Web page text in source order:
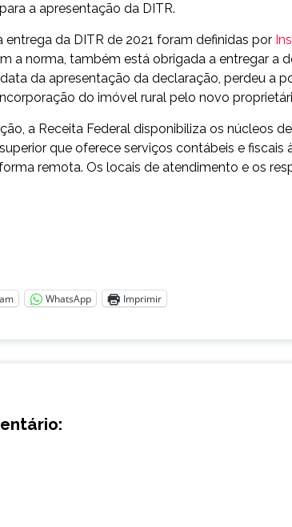
a apresentação da DITR.
entrega da DITR de 2021 foram definidas por
a norma, também está obrigada a entregar a
da apresentação da declaração, perdeu a
do imóvel rural pelo novo
a Receita Federal disponibiliza os núcleos
que oferece serviços contábeis e
remota. Os locais de atendimento e os
WhatsApp Imprimir